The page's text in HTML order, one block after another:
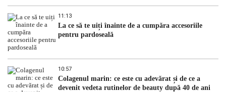
11:13
La ce să te uiți înainte de a cumpăra accesoriile
pentru pardoseală
10:57
Colagenul marin: ce este cu adevărat și de ce a
devenit vedeta rutinelor de beauty după 40 de ani